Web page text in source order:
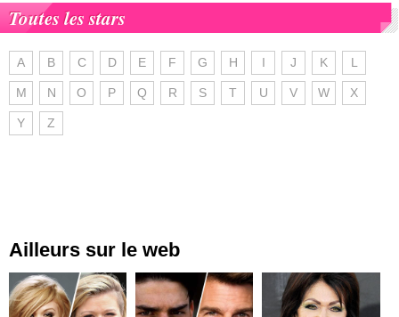
Toutes les stars
A B C D E F G H I J K L
M N O P Q R S T U V W X
Y Z
Ailleurs sur le web